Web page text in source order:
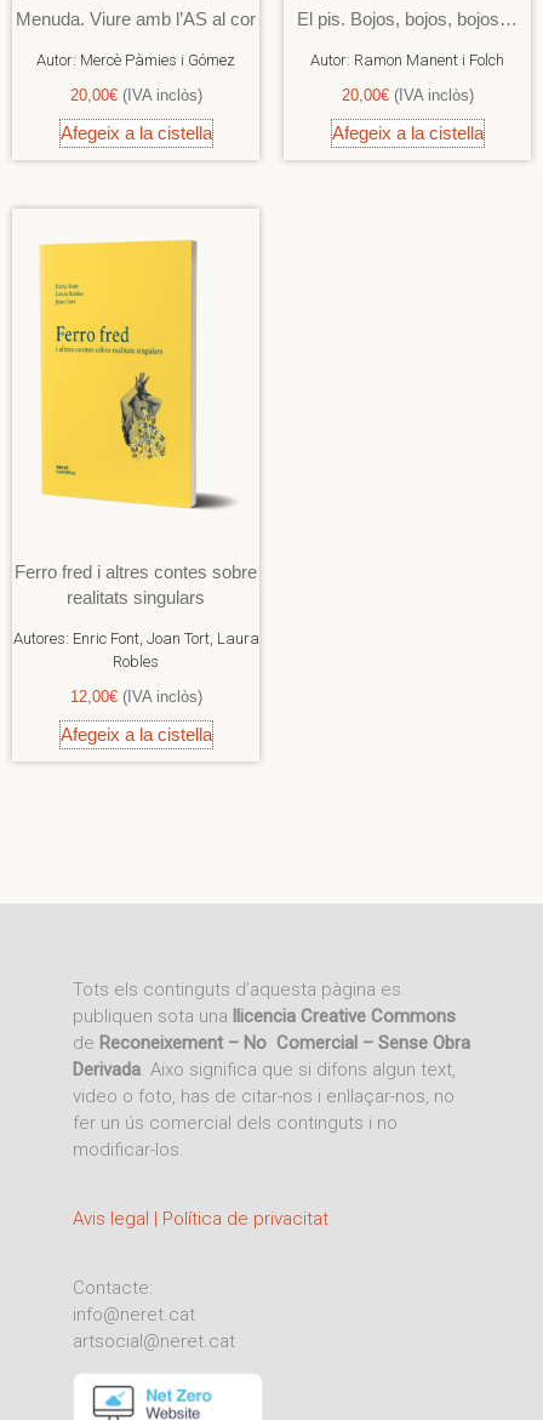
Menuda. Viure amb l’AS al cor
Autor: Mercè Pàmies i Gómez
20,00€ (IVA inclòs)
Afegeix a la cistella
El pis. Bojos, bojos, bojos…
Autor: Ramon Manent i Folch
20,00€ (IVA inclòs)
Afegeix a la cistella
Ferro fred i altres contes sobre
realitats singulars
Autores: Enric Font, Joan Tort, Laura
Robles
12,00€ (IVA inclòs)
Afegeix a la cistella
Tots els continguts d’aquesta pàgina es
publiquen sota una llicencia Creative Commons
de Reconeixement – No Comercial – Sense Obra
Derivada. Aixo significa que si difons algun text,
video o foto, has de citar-nos i enllaçar-nos, no
fer un ús comercial dels continguts i no
modificar-los.
Avis legal | Política de privacitat
Contacte:
info@neret.cat
artsocial@neret.cat